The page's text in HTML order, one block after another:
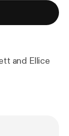
and Ellice